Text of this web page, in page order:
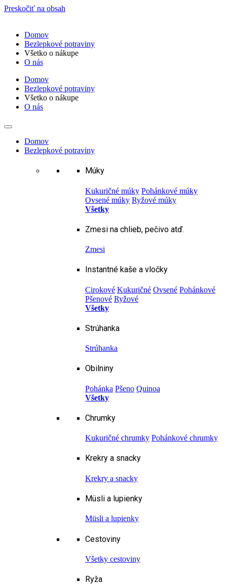
Preskočiť na obsah
Domov
Bezlepkové potraviny
Všetko o nákupe
O nás
Domov
Bezlepkové potraviny
Všetko o nákupe
O nás
Domov
Bezlepkové potraviny
Múky
Kukuričné múky Pohánkové múky
Ovsené múky Ryžové múky
Všetky
Zmesi na chlieb, pečivo atď.
Zmesi
Instantné kaše a vločky
Cirokové Kukuričné Ovsené Pohánkové
Pšenové Ryžové
Všetky
Strúhanka
Strúhanka
Obilniny
Pohánka Pšeno Quinoa
Všetky
Chrumky
Kukuričné chrumky Pohánkové chrumky
Krekry a snacky
Krekry a snacky
Müsli a lupienky
Müsli a lupienky
Cestoviny
Všetky cestoviny
Ryža